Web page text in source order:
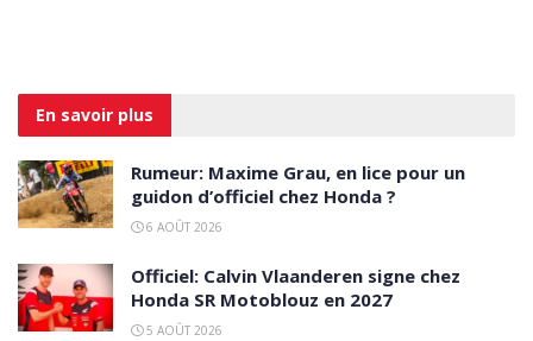
En savoir plus
Rumeur: Maxime Grau, en lice pour un
guidon d’officiel chez Honda ?
6 AOÛT 2026
Officiel: Calvin Vlaanderen signe chez
Honda SR Motoblouz en 2027
5 AOÛT 2026